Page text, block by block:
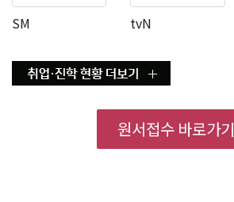
SM tvN
원서접수 바로가기